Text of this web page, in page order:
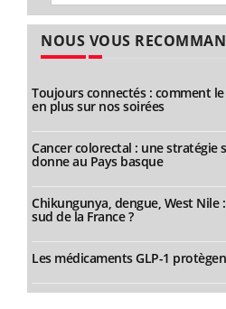
NOUS VOUS
Toujours connectés : comment
en plus sur nos soirées
Cancer colorectal : une stratégie
donne au Pays basque
Chikungunya, dengue, West Nile
sud de la France ?
Les médicaments GLP-1